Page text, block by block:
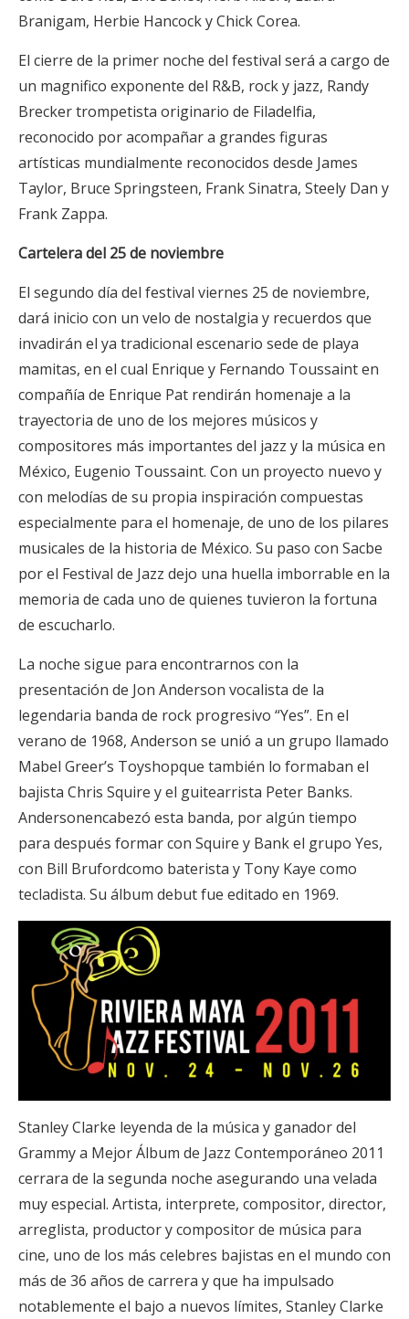
Branigam, Herbie Hancock y Chick Corea.
El cierre de la primer noche del festival será a cargo de
un magnifico exponente del R&B, rock y jazz, Randy
Brecker trompetista originario de Filadelfia,
reconocido por acompañar a grandes figuras
artísticas mundialmente reconocidos desde James
Taylor, Bruce Springsteen, Frank Sinatra, Steely Dan y
Frank Zappa.
Cartelera del 25 de noviembre
El segundo día del festival viernes 25 de noviembre,
dará inicio con un velo de nostalgia y recuerdos que
invadirán el ya tradicional escenario sede de playa
mamitas, en el cual Enrique y Fernando Toussaint en
compañía de Enrique Pat rendirán homenaje a la
trayectoria de uno de los mejores músicos y
compositores más importantes del jazz y la música en
México, Eugenio Toussaint. Con un proyecto nuevo y
con melodías de su propia inspiración compuestas
especialmente para el homenaje, de uno de los pilares
musicales de la historia de México. Su paso con Sacbe
por el Festival de Jazz dejo una huella imborrable en la
memoria de cada uno de quienes tuvieron la fortuna
de escucharlo.
La noche sigue para encontrarnos con la
presentación de Jon Anderson vocalista de la
legendaria banda de rock progresivo “Yes”. En el
verano de 1968, Anderson se unió a un grupo llamado
Mabel Greer’s Toyshopque también lo formaban el
bajista Chris Squire y el guitearrista Peter Banks.
Andersonencabezó esta banda, por algún tiempo
para después formar con Squire y Bank el grupo Yes,
con Bill Brufordcomo baterista y Tony Kaye como
tecladista. Su álbum debut fue editado en 1969.
Stanley Clarke leyenda de la música y ganador del
Grammy a Mejor Álbum de Jazz Contemporáneo 2011
cerrara de la segunda noche asegurando una velada
muy especial. Artista, interprete, compositor, director,
arreglista, productor y compositor de música para
cine, uno de los más celebres bajistas en el mundo con
más de 36 años de carrera y que ha impulsado
notablemente el bajo a nuevos límites, Stanley Clarke